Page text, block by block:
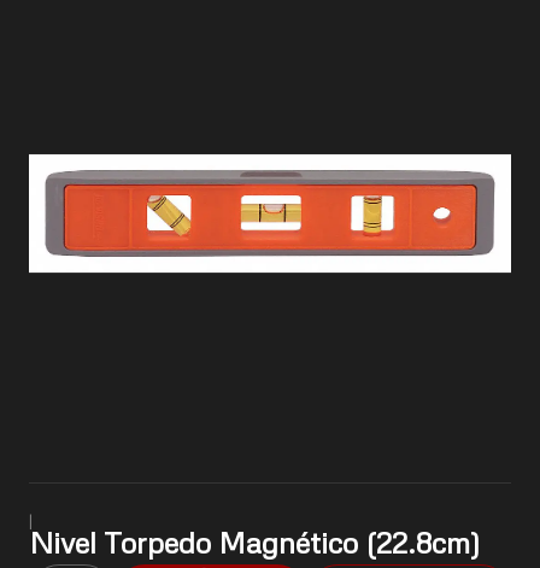
|
Nivel Torpedo Magnético (22.8cm)